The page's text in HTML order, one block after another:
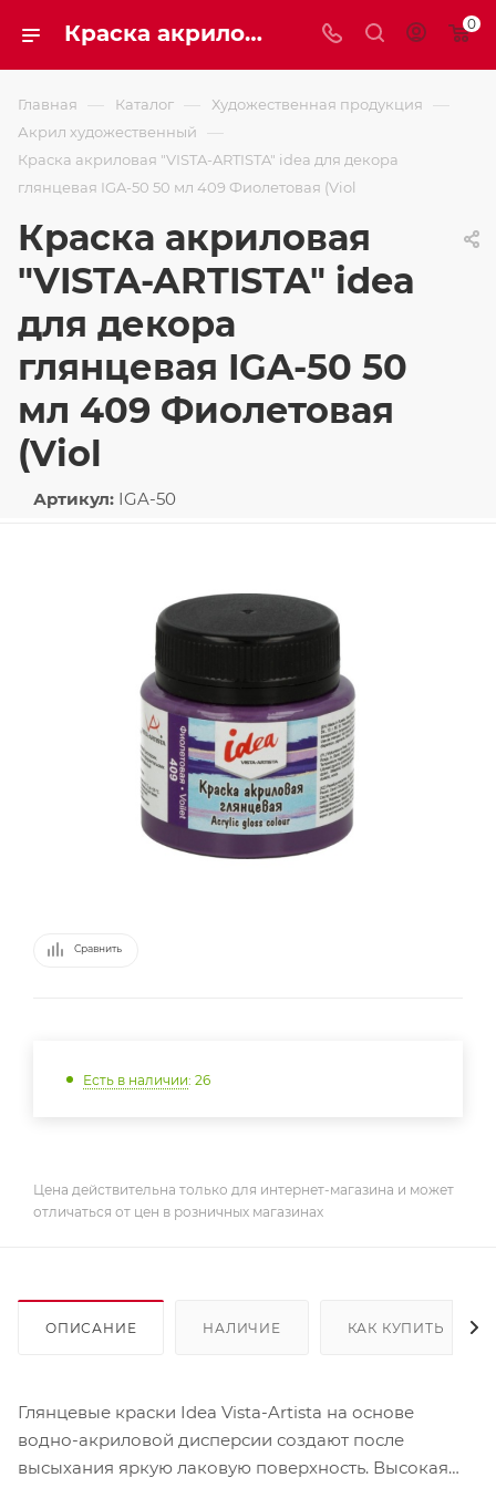
Краска акриловая "VISTA-ARTISTA" idea для декора глянцевая IGA-50 50 мл 409 Фиолетовая (Viol 0
Главная — Каталог — Художественная продукция —
Акрил художественный —
Краска акриловая "VISTA-ARTISTA" idea для декора
глянцевая IGA-50 50 мл 409 Фиолетовая (Viol
Краска акриловая
"VISTA-ARTISTA" idea
для декора
глянцевая IGA-50 50
мл 409 Фиолетовая
(Viol
Артикул: IGA-50
Сравнить
Есть в наличии: 26
Цена действительна только для интернет-магазина и может
отличаться от цен в розничных магазинах
ОПИСАНИЕ НАЛИЧИЕ КАК КУПИТЬ
Глянцевые краски Idea Vista-Artista на основе
водно-акриловой дисперсии создают после
высыхания яркую лаковую поверхность. Высокая